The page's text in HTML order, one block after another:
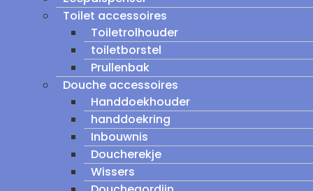
Toilet accessoires
Toiletrolhouder
toiletborstel
Prullenbak
Douche accessoires
Handdoekhouder
handdoekring
Inbouwnis
Doucherekje
Wissers